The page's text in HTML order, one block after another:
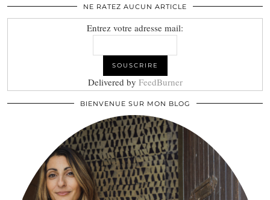
NE RATEZ AUCUN ARTICLE
Entrez votre adresse mail:
Delivered by FeedBurner
BIENVENUE SUR MON BLOG